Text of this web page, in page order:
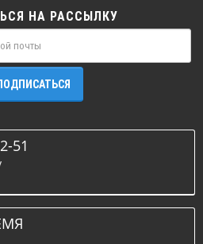
НА РАССЫЛКУ
51